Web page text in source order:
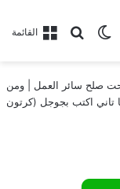
القائمةبحث عن
الوضع المظلم
صلح سائر العمل | ومن
اكتب بجوجل (كرتون